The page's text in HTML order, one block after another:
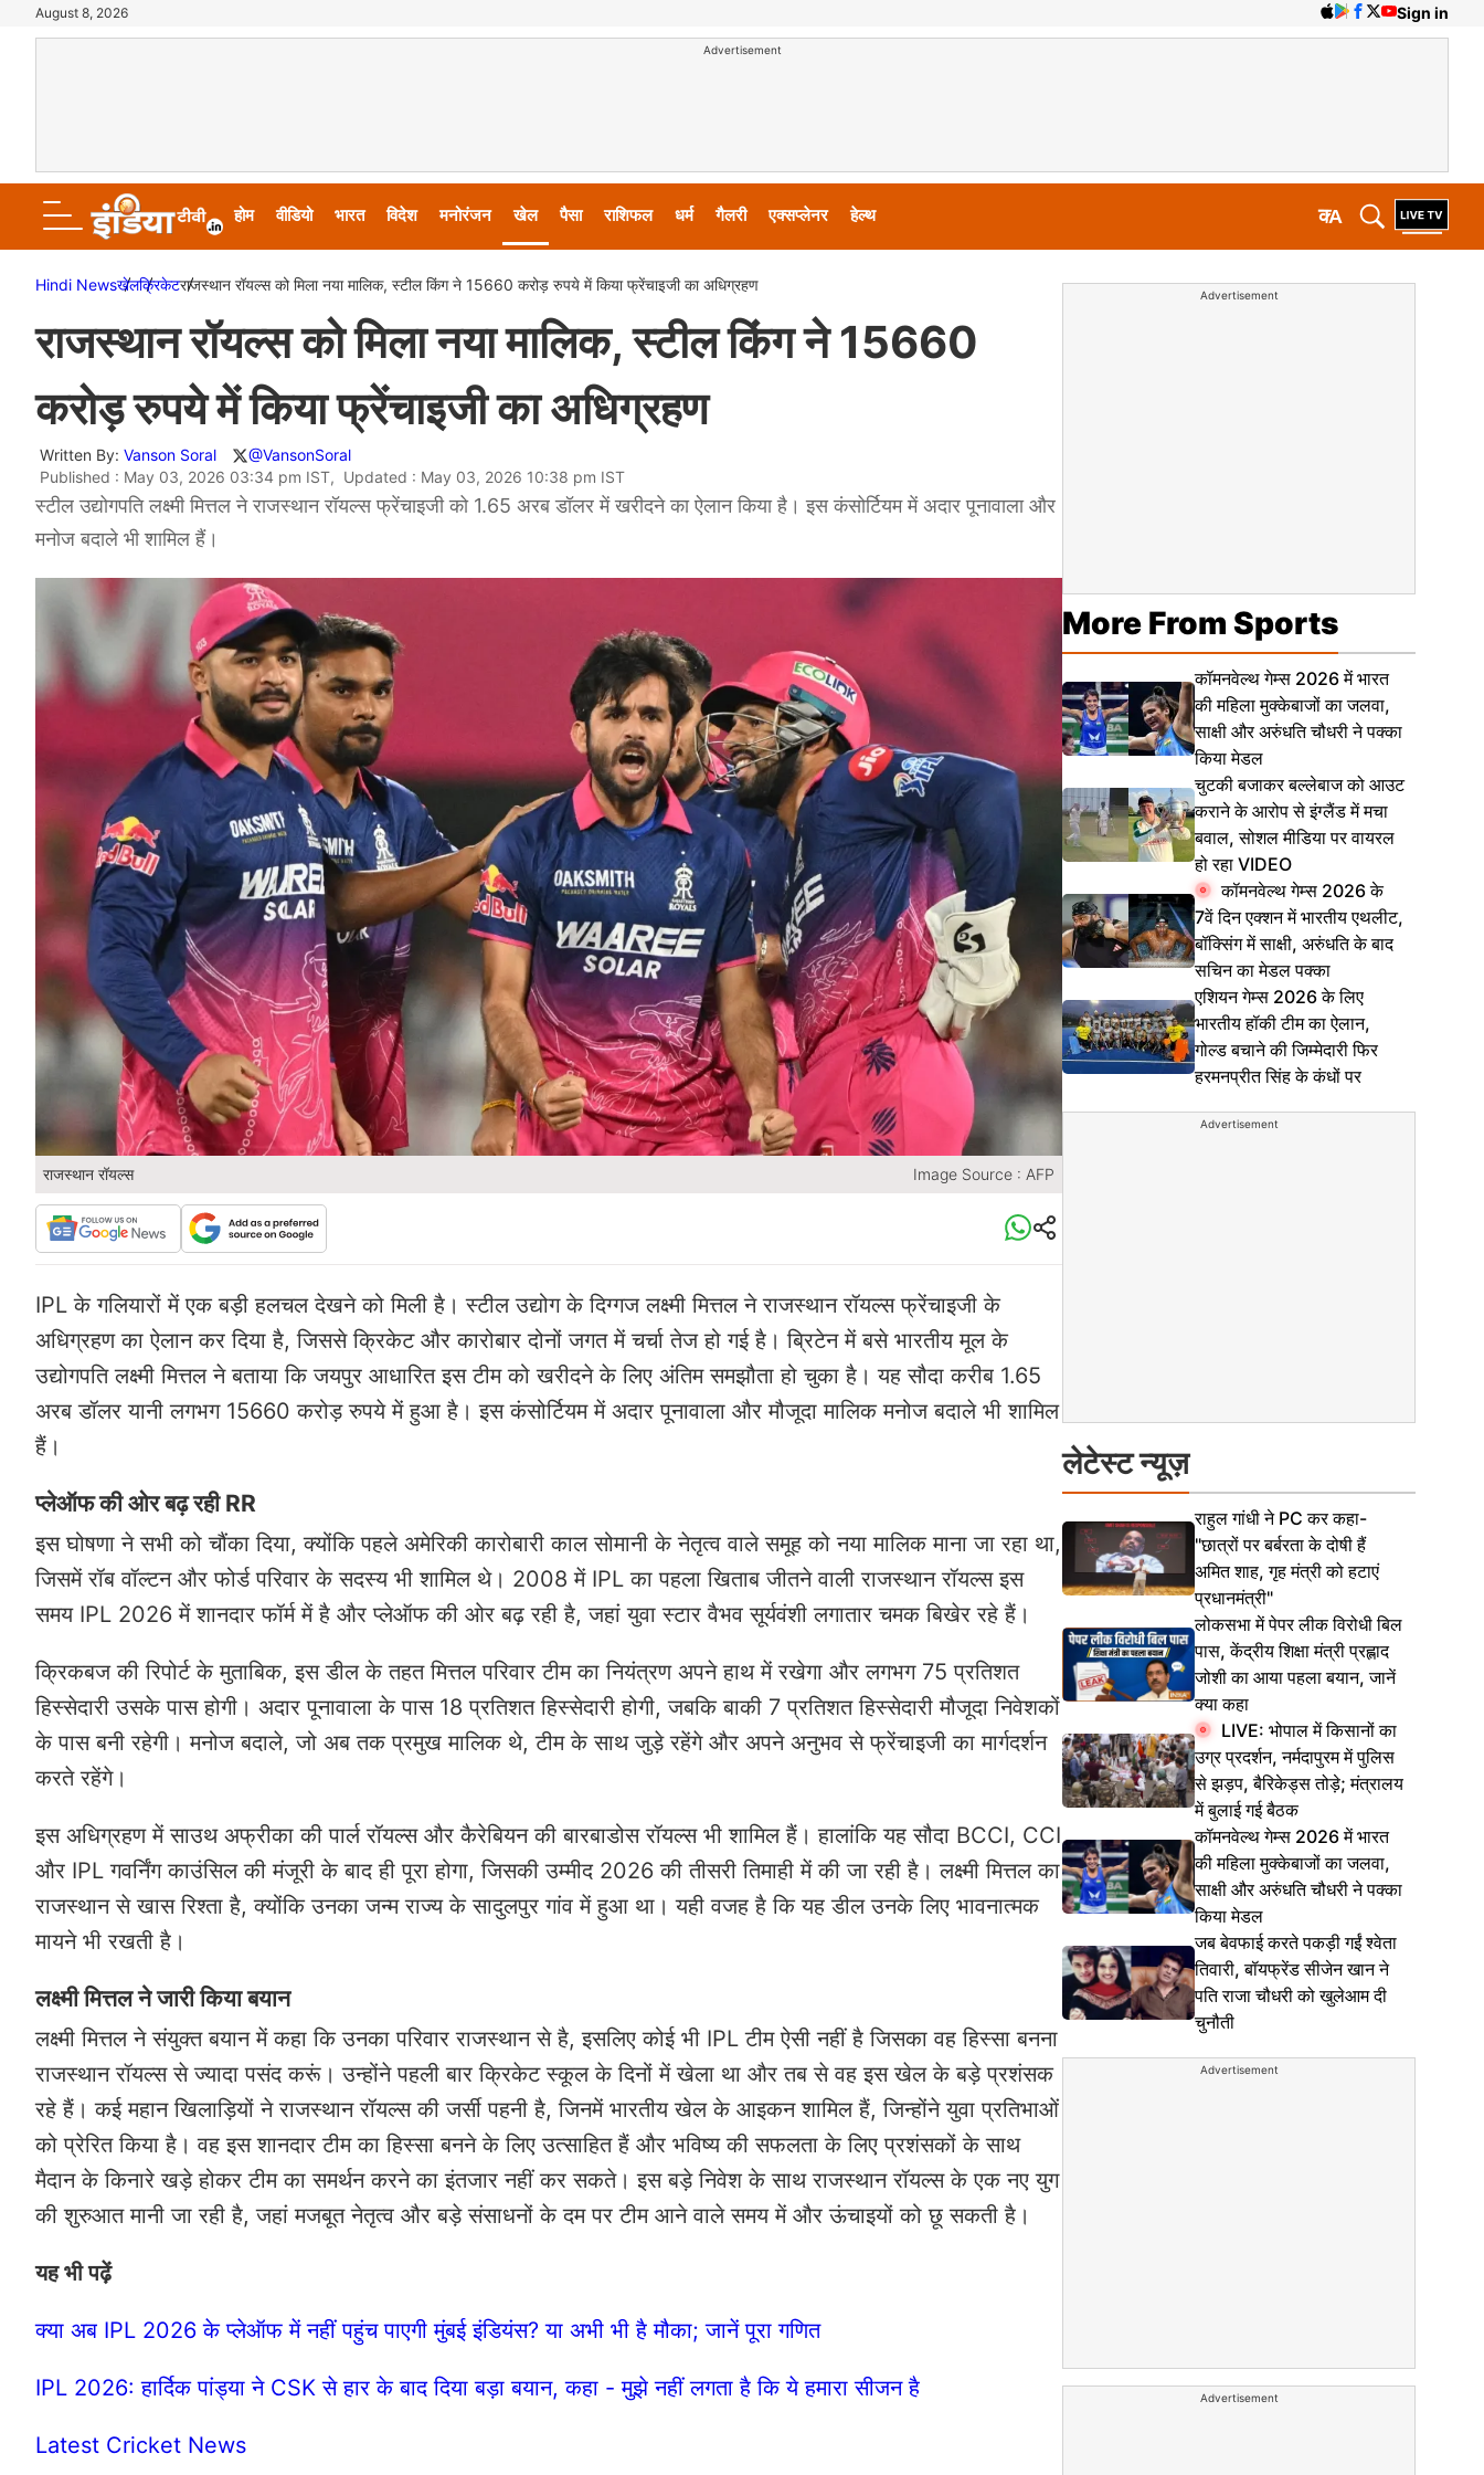
August 8, 2026 Sign in
Advertisement
होम वीडियो भारत विदेश मनोरंजन खेल पैसा राशिफल धर्म गैलरी एक्सप्लेनर हेल्थ A
क
Hindi Newsखेलक्रिकेटराजस्थान रॉयल्स को मिला नया मालिक, स्टील किंग ने 15660 करोड़ रुपये में किया फ्रेंचाइजी का अधिग्रहण
राजस्थान रॉयल्स को मिला नया मालिक, स्टील किंग ने 15660
करोड़ रुपये में किया फ्रेंचाइजी का अधिग्रहण
Written By: Vanson Soral
@VansonSoral
Published : May 03, 2026 03:34 pm IST, Updated : May 03, 2026 10:38 pm IST
स्टील उद्योगपति लक्ष्मी मित्तल ने राजस्थान रॉयल्स फ्रेंचाइजी को 1.65 अरब डॉलर में खरीदने का ऐलान किया है। इस कंसोर्टियम में अदार पूनावाला और
मनोज बदाले भी शामिल हैं।
राजस्थान रॉयल्स Image Source : AFP
IPL के गलियारों में एक बड़ी हलचल देखने को मिली है। स्टील उद्योग के दिग्गज लक्ष्मी मित्तल ने राजस्थान रॉयल्स फ्रेंचाइजी के
अधिग्रहण का ऐलान कर दिया है, जिससे क्रिकेट और कारोबार दोनों जगत में चर्चा तेज हो गई है। ब्रिटेन में बसे भारतीय मूल के
उद्योगपति लक्ष्मी मित्तल ने बताया कि जयपुर आधारित इस टीम को खरीदने के लिए अंतिम समझौता हो चुका है। यह सौदा करीब 1.65
अरब डॉलर यानी लगभग 15660 करोड़ रुपये में हुआ है। इस कंसोर्टियम में अदार पूनावाला और मौजूदा मालिक मनोज बदाले भी शामिल
हैं।
प्लेऑफ की ओर बढ़ रही RR
इस घोषणा ने सभी को चौंका दिया, क्योंकि पहले अमेरिकी कारोबारी काल सोमानी के नेतृत्व वाले समूह को नया मालिक माना जा रहा था,
जिसमें रॉब वॉल्टन और फोर्ड परिवार के सदस्य भी शामिल थे। 2008 में IPL का पहला खिताब जीतने वाली राजस्थान रॉयल्स इस
समय IPL 2026 में शानदार फॉर्म में है और प्लेऑफ की ओर बढ़ रही है, जहां युवा स्टार वैभव सूर्यवंशी लगातार चमक बिखेर रहे हैं।
क्रिकबज की रिपोर्ट के मुताबिक, इस डील के तहत मित्तल परिवार टीम का नियंत्रण अपने हाथ में रखेगा और लगभग 75 प्रतिशत
हिस्सेदारी उसके पास होगी। अदार पूनावाला के पास 18 प्रतिशत हिस्सेदारी होगी, जबकि बाकी 7 प्रतिशत हिस्सेदारी मौजूदा निवेशकों
के पास बनी रहेगी। मनोज बदाले, जो अब तक प्रमुख मालिक थे, टीम के साथ जुड़े रहेंगे और अपने अनुभव से फ्रेंचाइजी का मार्गदर्शन
करते रहेंगे।
इस अधिग्रहण में साउथ अफ्रीका की पार्ल रॉयल्स और कैरेबियन की बारबाडोस रॉयल्स भी शामिल हैं। हालांकि यह सौदा BCCI, CCI
और IPL गवर्निंग काउंसिल की मंजूरी के बाद ही पूरा होगा, जिसकी उम्मीद 2026 की तीसरी तिमाही में की जा रही है। लक्ष्मी मित्तल का
राजस्थान से खास रिश्ता है, क्योंकि उनका जन्म राज्य के सादुलपुर गांव में हुआ था। यही वजह है कि यह डील उनके लिए भावनात्मक
मायने भी रखती है।
लक्ष्मी मित्तल ने जारी किया बयान
लक्ष्मी मित्तल ने संयुक्त बयान में कहा कि उनका परिवार राजस्थान से है, इसलिए कोई भी IPL टीम ऐसी नहीं है जिसका वह हिस्सा बनना
राजस्थान रॉयल्स से ज्यादा पसंद करूं। उन्होंने पहली बार क्रिकेट स्कूल के दिनों में खेला था और तब से वह इस खेल के बड़े प्रशंसक
रहे हैं। कई महान खिलाड़ियों ने राजस्थान रॉयल्स की जर्सी पहनी है, जिनमें भारतीय खेल के आइकन शामिल हैं, जिन्होंने युवा प्रतिभाओं
को प्रेरित किया है। वह इस शानदार टीम का हिस्सा बनने के लिए उत्साहित हैं और भविष्य की सफलता के लिए प्रशंसकों के साथ
मैदान के किनारे खड़े होकर टीम का समर्थन करने का इंतजार नहीं कर सकते। इस बड़े निवेश के साथ राजस्थान रॉयल्स के एक नए युग
की शुरुआत मानी जा रही है, जहां मजबूत नेतृत्व और बड़े संसाधनों के दम पर टीम आने वाले समय में और ऊंचाइयों को छू सकती है।
यह भी पढ़ें
क्या अब IPL 2026 के प्लेऑफ में नहीं पहुंच पाएगी मुंबई इंडियंस? या अभी भी है मौका; जानें पूरा गणित
IPL 2026: हार्दिक पांड्या ने CSK से हार के बाद दिया बड़ा बयान, कहा - मुझे नहीं लगता है कि ये हमारा सीजन है
Latest Cricket News
Advertisement
More From Sports
कॉमनवेल्थ गेम्स 2026 में भारत
की महिला मुक्केबाजों का जलवा,
साक्षी और अरुंधति चौधरी ने पक्का
किया मेडल
चुटकी बजाकर बल्लेबाज को आउट
कराने के आरोप से इंग्लैंड में मचा
बवाल, सोशल मीडिया पर वायरल
हो रहा VIDEO
कॉमनवेल्थ गेम्स 2026 के
7वें दिन एक्शन में भारतीय एथलीट,
बॉक्सिंग में साक्षी, अरुंधति के बाद
सचिन का मेडल पक्का
एशियन गेम्स 2026 के लिए
भारतीय हॉकी टीम का ऐलान,
गोल्ड बचाने की जिम्मेदारी फिर
हरमनप्रीत सिंह के कंधों पर
Advertisement
लेटेस्ट न्यूज़
राहुल गांधी ने PC कर कहा-
"छात्रों पर बर्बरता के दोषी हैं
अमित शाह, गृह मंत्री को हटाएं
प्रधानमंत्री"
लोकसभा में पेपर लीक विरोधी बिल
पास, केंद्रीय शिक्षा मंत्री प्रह्लाद
जोशी का आया पहला बयान, जानें
क्या कहा
LIVE: भोपाल में किसानों का
उग्र प्रदर्शन, नर्मदापुरम में पुलिस
से झड़प, बैरिकेड्स तोड़े; मंत्रालय
में बुलाई गई बैठक
कॉमनवेल्थ गेम्स 2026 में भारत
की महिला मुक्केबाजों का जलवा,
साक्षी और अरुंधति चौधरी ने पक्का
किया मेडल
जब बेवफाई करते पकड़ी गईं श्वेता
तिवारी, बॉयफ्रेंड सीजेन खान ने
पति राजा चौधरी को खुलेआम दी
चुनौती
Advertisement
Advertisement